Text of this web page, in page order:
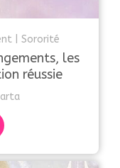
Sororité
les
réussie